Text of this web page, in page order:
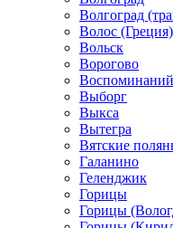
Волгоград
Волос (Греция)
Вольск
Ворогово
Воспоминаний
Выборг
Выкса
Вытегра
Вятские
Галанино
Геленджик
Горицы
Горицы